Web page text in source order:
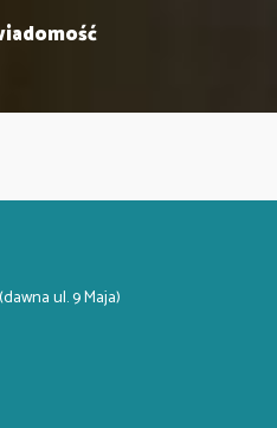
ul. 9 Maja)